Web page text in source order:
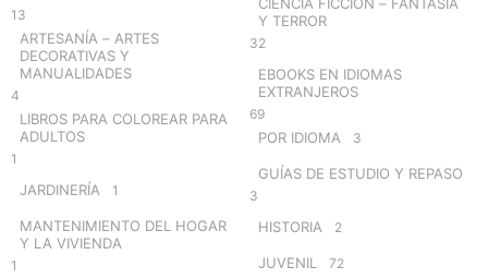
13
ARTESANÍA – ARTES
DECORATIVAS Y
MANUALIDADES
4
LIBROS PARA COLOREAR PARA
ADULTOS
1
JARDINERÍA 1
MANTENIMIENTO DEL HOGAR
Y LA VIVIENDA
1
Y TERROR
32
EBOOKS EN IDIOMAS
EXTRANJEROS
69
POR IDIOMA 3
GUÍAS DE ESTUDIO Y REPASO
3
HISTORIA 2
JUVENIL 72